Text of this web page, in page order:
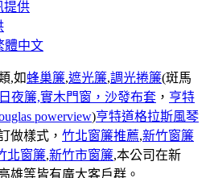
提供
體中文
,如蜂巢簾,遮光簾,調光捲簾(斑馬
日夜簾,實木門窗， 沙發布套 ， 亨特
powerview)亨特道格拉斯風琴
做樣式， 竹北窗簾推薦,新竹窗簾
北窗簾,新竹市窗簾,本公司在新
雄等皆有廣大客戶群。